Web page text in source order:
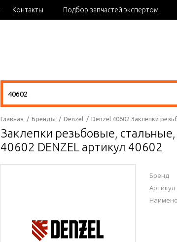
Контакты Подбор запчастей экспертом
Главная / Бренды / Denzel / Denzel 40602 Заклепки
Заклепки резьбовые,
40602 DENZEL артикул 40602
Бренд
Артикул